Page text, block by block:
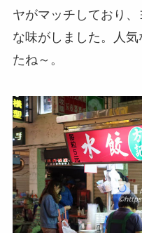
ヤがマッチしており
な味がしました。人
たね～。